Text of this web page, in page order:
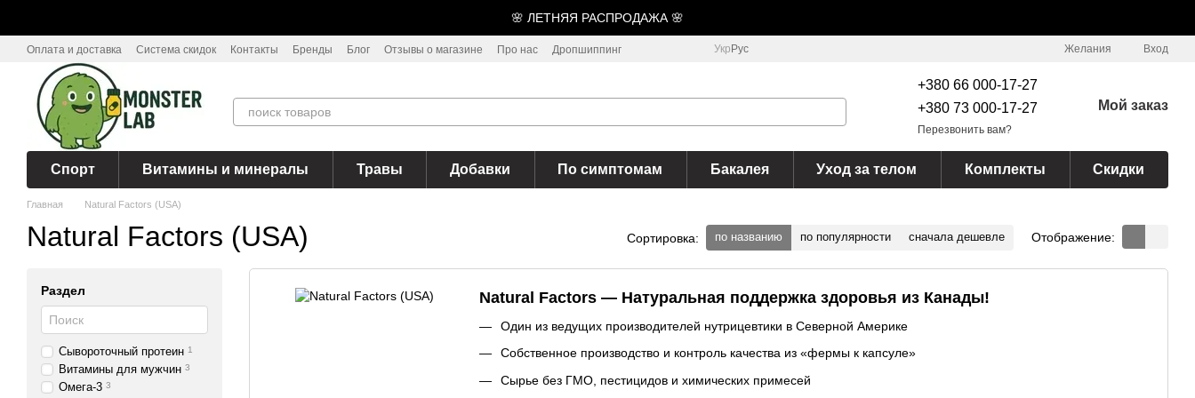
🌸 ЛЕТНЯЯ РАСПРОДАЖА 🌸
Оплата и доставка Система скидок Контакты Бренды Блог Отзывы о магазине Про нас Дропшиппинг Укр Рус Желания Вход
+380 66 000-17-27
+380 73 000-17-27
Перезвонить вам?
Мой заказ
Спорт Витамины и минералы Травы Добавки По симптомам Бакалея Уход за телом Комплекты Скидки
Главная Natural Factors (USA)
Natural Factors (USA) Сортировка: по названию по популярности сначала дешевле Отображение:
Natural Factors — Натуральная поддержка здоровья из Канады!
Один из ведущих производителей нутрицевтики в Северной Америке
Собственное производство и контроль качества из «фермы к капсуле»
Сырье без ГМО, пестицидов и химических примесей
Раздел
Сывороточный протеин 1
Витамины для мужчин 3
Омега-3 3